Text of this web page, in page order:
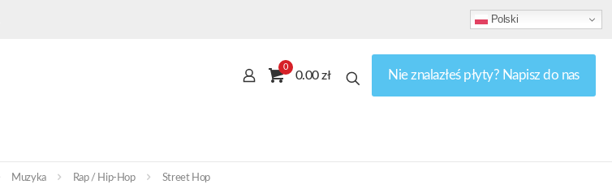
Polski
0
0.00 zł Nie znalazłeś płyty? Napisz do nas
Muzyka Rap / Hip-Hop Street Hop